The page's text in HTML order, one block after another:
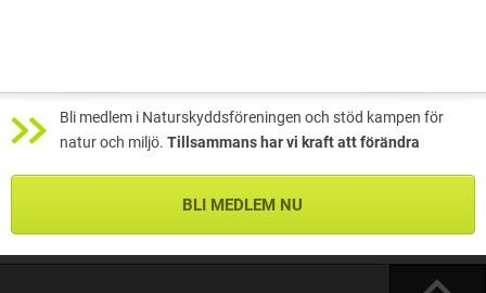
Bli medlem i Naturskyddsföreningen och stöd kampen för
natur och miljö. Tillsammans har vi kraft att förändra
BLI MEDLEM NU